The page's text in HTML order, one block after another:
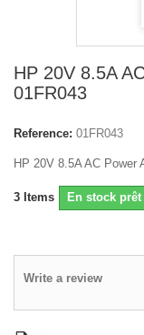
HP 20V 8.5A
01FR043
Reference: 01FR043
HP 20V 8.5A AC Power
3 Items En stock
Write a review